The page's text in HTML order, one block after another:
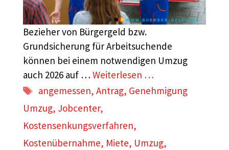
Bezieher von Bürgergeld bzw.
Grundsicherung für Arbeitsuchende
können bei einem notwendigen Umzug
auch 2026 auf … Weiterlesen …
Schlagwörter
angemessen,Antrag, Genehmigung
Umzug, Jobcenter,
Kostensenkungsverfahren,
Kostenübernahme, Miete, Umzug,